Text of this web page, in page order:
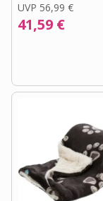
UVP 56,99 €
41,59 €